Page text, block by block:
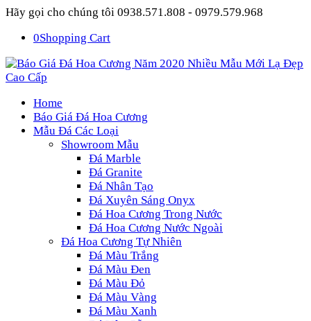
Hãy gọi cho chúng tôi 0938.571.808 - 0979.579.968
0Shopping Cart
Home
Báo Giá Đá Hoa Cương
Mẫu Đá Các Loại
Showroom Mẫu
Đá Marble
Đá Granite
Đá Nhân Tạo
Đá Xuyên Sáng Onyx
Đá Hoa Cương Trong Nước
Đá Hoa Cương Nước Ngoài
Đá Hoa Cương Tự Nhiên
Đá Màu Trắng
Đá Màu Đen
Đá Màu Đỏ
Đá Màu Vàng
Đá Màu Xanh